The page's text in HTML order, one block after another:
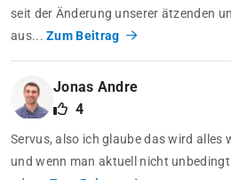
seit der Änderung unserer ätzenden
aus...Zum Beitrag
Jonas Andre
4
Servus, also ich glaube das wird alles
und wenn man aktuell nicht